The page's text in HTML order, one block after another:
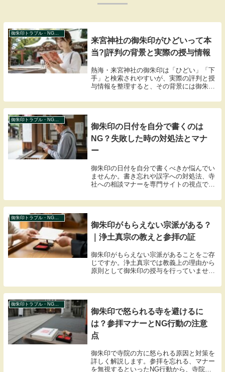
御朱印トラブル・NG事例
来宮神社の御朱印がひどいって本
当?|評判の背景と実際の授与情報
熱海・来宮神社の御朱印は「ひどい」「下
手」と検索されやすいが、実際の評判と授
与情報を整理すると、その背景には御朱印
初穂料・受付時間も解説。
御朱印トラブル・NG事例
御朱印の日付を自分で書くのは
NG？失敗した時の対処法とマナ
ー
御朱印の日付を自分で書くべきか悩んでい
ませんか。書き忘れや誤字への対処法、寺
社への相談マナーを専門サイトの視点で解
るため、正しい作法を知って大切な御朱印
帳を守りましょう。
御朱印トラブル・NG事例
御朱印がもらえない宗派がある？
｜浄土真宗の教えと参拝の証
御朱印がもらえない宗派があることをご存
じですか。浄土真宗では教義上の理由から
原則として御朱印の授与を行っていませ
プ・参拝証の有無、他宗派との違いなど、
初心者が知っておきたい知識を分かりやす
御朱印トラブル・NG事例
御朱印で怒られる寺を避けるに
は？参拝マナーとNG行動の注意
点
御朱印で寺院の方に怒られる原因と対策を
詳しく解説します。参拝を忘れる、マナー
を無視するといったNG行動から、寺院特